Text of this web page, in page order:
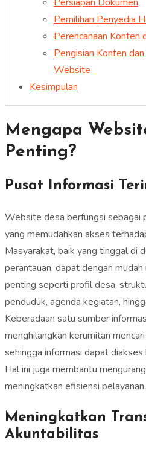
Pemilihan Penyedia
Perencanaan Konten
Pengisian Konten
Website
Kesimpulan
Mengapa
Penting?
Pusat Informasi
Website desa berfungsi sebagai
yang memudahkan akses
Masyarakat, baik yang tinggal di
perantauan, dapat dengan
penting seperti profil desa,
penduduk, agenda kegiatan,
Keberadaan satu sumber
menghilangkan kerumitan
sehingga informasi dapat diakses
Hal ini juga membantu
meningkatkan efisiensi pelayanan.
Meningkatkan
Akuntabilitas